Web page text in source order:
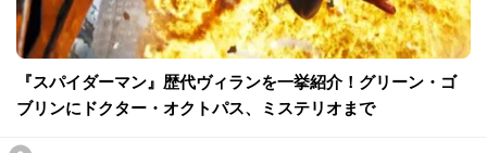
『スパイダーマン』歴代ヴィランを一挙紹介！グリーン・ゴ
ブリンにドクター・オクトパス、ミステリオまで